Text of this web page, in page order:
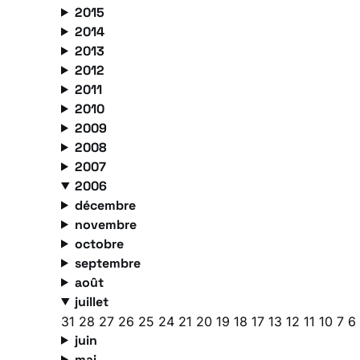
2015
2014
2013
2012
2011
2010
2009
2008
2007
2006
décembre
novembre
octobre
septembre
août
juillet
31 28 27 26 25 24 21 20 19 18 17 13 12 11 10 7 6
juin